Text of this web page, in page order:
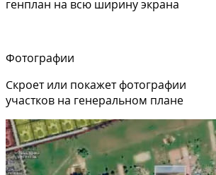
генплан на всю ширину экрана
Фотографии
Скроет или покажет фотографии
участков на генеральном плане